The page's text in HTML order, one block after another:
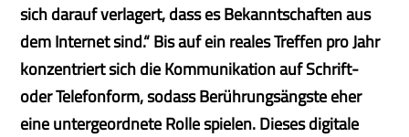
sich darauf verlagert, dass es Bekanntschaften aus
dem Internet sind.“ Bis auf ein reales Treffen pro Jahr
konzentriert sich die Kommunikation auf Schrift-
oder Telefonform, sodass Berührungsängste eher
eine untergeordnete Rolle spielen. Dieses digitale